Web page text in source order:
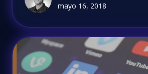
mayo 16, 2018